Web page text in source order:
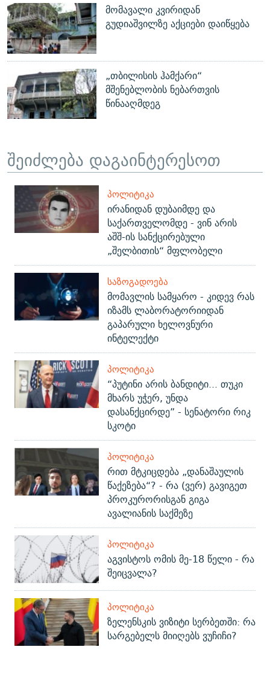
მომავალი კვირიდან
გუდიაშვილზე აქციები დაიწყება
„თბილისის ჰამქარი“
მშენებლობის ნებართვის
წინააღმდეგ
შეიძლება დაგაინტერესოთ
ᲞᲝᲚᲘᲢᲘᲙᲐ
ირანიდან დუბაიმდე და
საქართველომდე - ვინ არის
აშშ-ის სანქცირებული
„შელბითის“ მფლობელი
ᲡᲐᲖᲝᲒᲐᲓᲝᲔᲑᲐ
მომავლის სამყარო - კიდევ რას
იზამს ლაბორატორიიდან
გაპარული ხელოვნური
ინტელექტი
ᲞᲝᲚᲘᲢᲘᲙᲐ
“პუტინი არის ბანდიტი... თუკი
მხარს უჭერ, უნდა
დასანქცირდე” - სენატორი რიკ
სკოტი
ᲞᲝᲚᲘᲢᲘᲙᲐ
რით მტკიცდება „დანაშაულის
წაქეზება“? - რა (ვერ) გავიგეთ
პროკურორისგან გიგა
ავალიანის საქმეზე
ᲞᲝᲚᲘᲢᲘᲙᲐ
აგვისტოს ომის მე-18 წელი - რა
შეიცვალა?
ᲞᲝᲚᲘᲢᲘᲙᲐ
ზელენსკის ვიზიტი სერბეთში: რა
სარგებელს მიიღებს ვუჩიჩი?